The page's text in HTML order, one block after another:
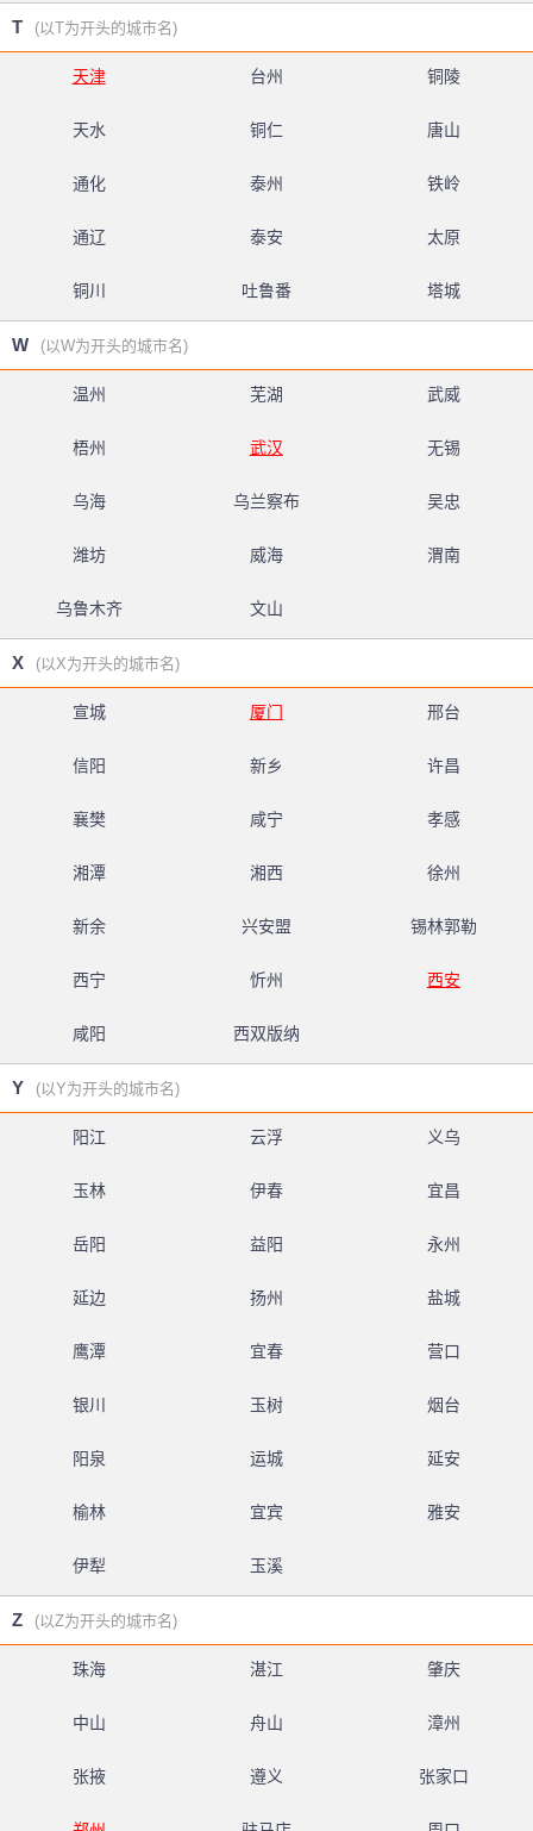
T (以T为开头的城市名)
天津 台州 铜陵
天水 铜仁 唐山
通化 泰州 铁岭
通辽 泰安 太原
铜川 吐鲁番 塔城
W (以W为开头的城市名)
温州 芜湖 武威
梧州 武汉 无锡
乌海 乌兰察布 吴忠
潍坊 威海 渭南
乌鲁木齐 文山
X (以X为开头的城市名)
宣城 厦门 邢台
信阳 新乡 许昌
襄樊 咸宁 孝感
湘潭 湘西 徐州
新余 兴安盟 锡林郭勒
西宁 忻州 西安
咸阳 西双版纳
Y (以Y为开头的城市名)
阳江 云浮 义乌
玉林 伊春 宜昌
岳阳 益阳 永州
延边 扬州 盐城
鹰潭 宜春 营口
银川 玉树 烟台
阳泉 运城 延安
榆林 宜宾 雅安
伊犁 玉溪
Z (以Z为开头的城市名)
珠海 湛江 肇庆
中山 舟山 漳州
张掖 遵义 张家口